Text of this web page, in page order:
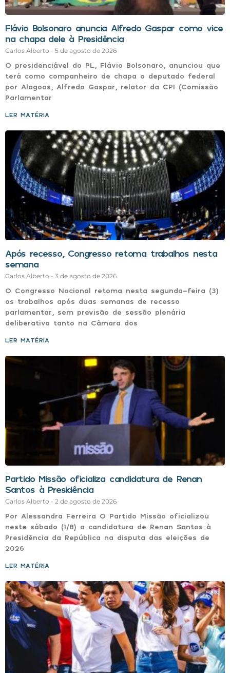
Flávio Bolsonaro anuncia Alfredo Gaspar como vice
na chapa dele à Presidência
Carlos Alberto 5 de agosto de 2026
O presidenciável do PL, Flávio Bolsonaro, anunciou que
terá como companheiro de chapa o deputado federal
por Alagoas, Alfredo Gaspar, relator da CPI (Comissão
Parlamentar
LER MATÉRIA »
Após recesso, Congresso retoma trabalhos nesta
semana
Carlos Alberto 3 de agosto de 2026
O Congresso Nacional retoma nesta segunda-feira (3)
os trabalhos após duas semanas de recesso
parlamentar, sem previsão de sessão plenária
deliberativa tanto na Câmara dos
LER MATÉRIA »
Partido Missão oficializa candidatura de Renan
Santos à Presidência
Carlos Alberto 2 de agosto de 2026
Por Alessandra Ferreira O Partido Missão oficializou
neste sábado (1/8) a candidatura de Renan Santos à
Presidência da República na disputa das eleições de
2026
LER MATÉRIA »